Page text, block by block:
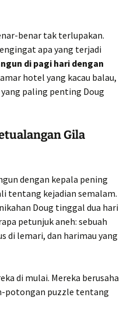
benar tak terlupakan.
apa yang terjadi
di pagi hari dengan
hotel yang kacau balau,
paling penting Doug
Gila
dengan kepala pening
tentang kejadian semalam.
Doug tinggal dua hari
petunjuk aneh: sebuah
di lemari, dan harimau yang
di mulai. Mereka berusaha
potongan puzzle tentang